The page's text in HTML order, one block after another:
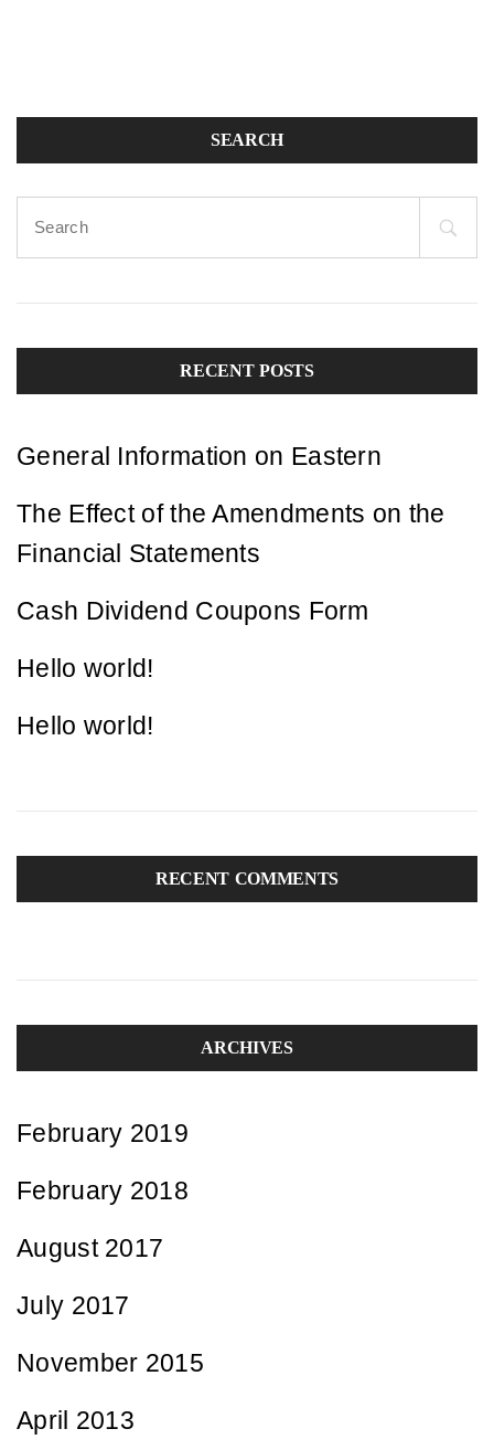
SEARCH
for:
RECENT POSTS
General Information on Eastern
The Effect of the Amendments on the
Financial Statements
Cash Dividend Coupons Form
Hello world!
Hello world!
RECENT COMMENTS
ARCHIVES
February 2019
February 2018
August 2017
July 2017
November 2015
April 2013